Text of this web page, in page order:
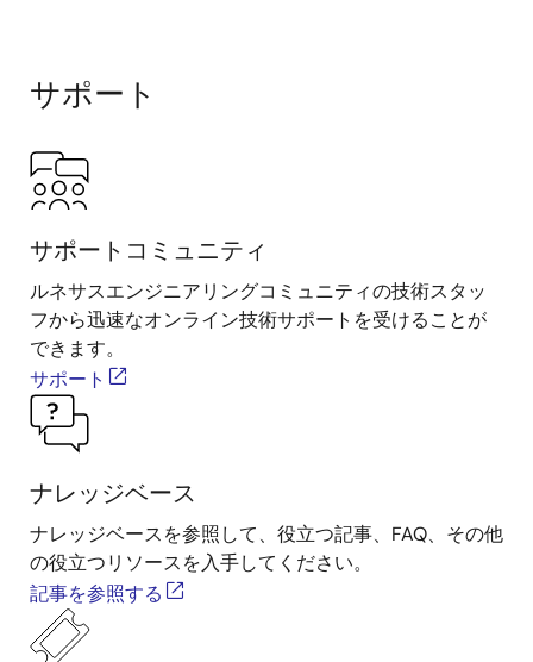
サポート
サポートコミュニティ
ルネサスエンジニアリングコミュニティの技術スタッ
フから迅速なオンライン技術サポートを受けることが
できます。
サポート
ナレッジベース
ナレッジベースを参照して、役立つ記事、FAQ、その他
の役立つリソースを入手してください。
記事を参照する